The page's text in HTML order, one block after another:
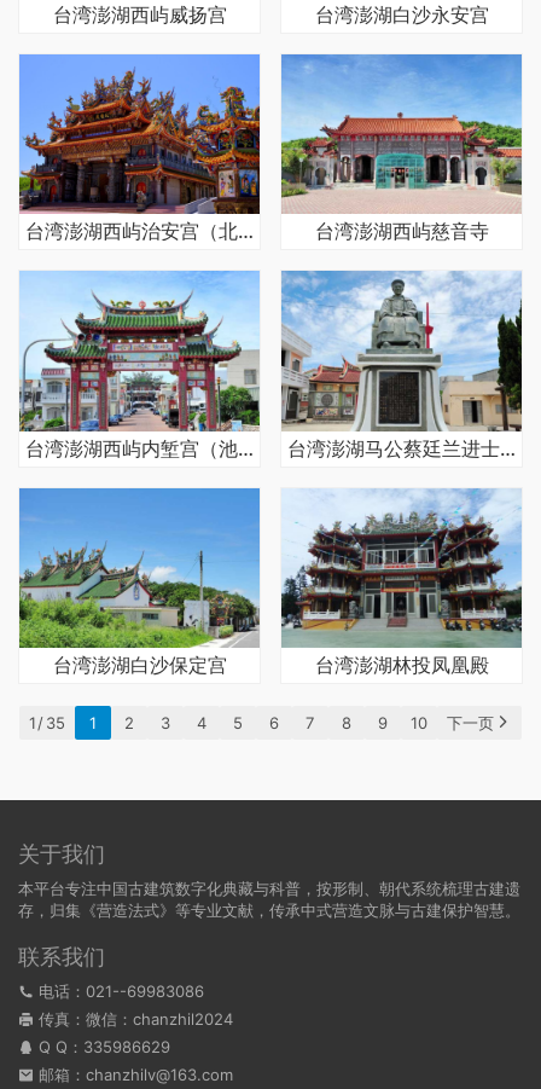
台湾澎湖西屿威扬宫 台湾澎湖白沙永安宫
台湾澎湖西屿治安宫（北极殿） 台湾澎湖西屿慈音寺
台湾澎湖西屿内堑宫（池王庙） 台湾澎湖马公蔡廷兰进士第
台湾澎湖白沙保定宫 台湾澎湖林投凤凰殿
1 / 35 1 2 3 4 5 6 7 8 9 10 下一页
关于我们
本平台专注中国古建筑数字化典藏与科普，按形制、朝代系统梳理古建遗
存，归集《营造法式》等专业文献，传承中式营造文脉与古建保护智慧。
联系我们
电话：021--69983086
传真：微信：chanzhil2024
Q Q： 335986629
邮箱：chanzhilv@163.com